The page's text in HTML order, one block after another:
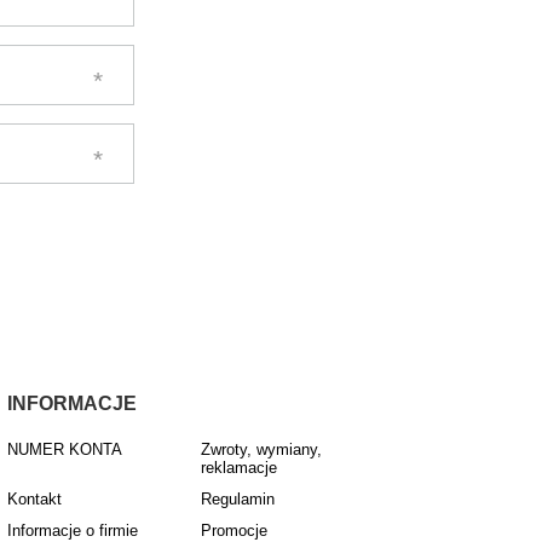
INFORMACJE
NUMER KONTA
Zwroty, wymiany,
reklamacje
Kontakt
Regulamin
Informacje o firmie
Promocje